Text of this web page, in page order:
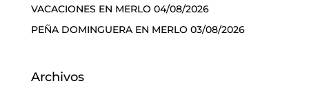
VACACIONES EN MERLO 04/08/2026
PEÑA DOMINGUERA EN MERLO 03/08/2026
Archivos